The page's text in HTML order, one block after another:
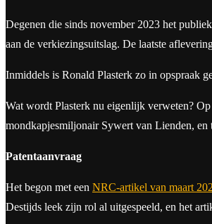
Degenen die sinds november 2023 het
aan de verkiezingsuitslag. De laatste
Inmiddels is Ronald Plasterk zo in opspraak
Wat wordt Plasterk nu eigenlijk verweten?
mondkapjesmiljonair Sywert van Lienden,
Patentaanvraag
Het begon met een NRC-artikel van maart
Destijds leek zijn rol al uitgespeeld, en het